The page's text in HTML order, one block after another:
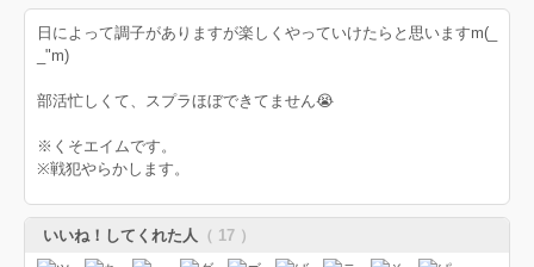
日によって調子がありますが楽しくやっていけたらと思いますm(_
_"m)
部活忙しくて、スプラほぼできてません😭
※くそエイムです。
※戦犯やらかします。
いいね！してくれた人 （ 17 ）